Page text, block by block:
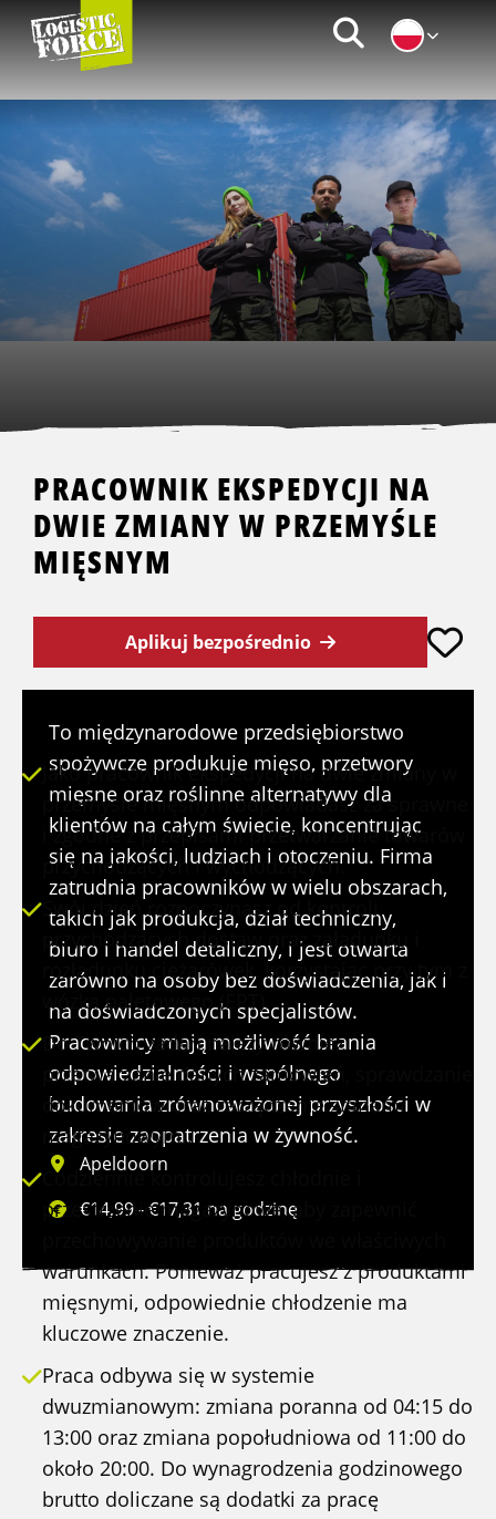
Logistic
Force
|
Zoeken
PRACOWNIK EKSPEDYCJI NA
DWIE ZMIANY W PRZEMYŚLE
MIĘSNYM
Aplikuj bezpośrednio
To międzynarodowe przedsiębiorstwo
spożywcze produkuje mięso, przetwory
mięsne oraz roślinne alternatywy dla
klientów na całym świecie, koncentrując
się na jakości, ludziach i otoczeniu. Firma
zatrudnia pracowników w wielu obszarach,
takich jak produkcja, dział techniczny,
biuro i handel detaliczny, i jest otwarta
zarówno na osoby bez doświadczenia, jak i
na doświadczonych specjalistów.
Pracownicy mają możliwość brania
odpowiedzialności i wspólnego
budowania zrównoważonej przyszłości w
zakresie zaopatrzenia w żywność.
Apeldoorn
€14,99 - €17,31 na godzinę
Jako pracownik ekspedycji na dwie zmiany w
przemyśle mięsnym odpowiadasz za sprawne
i zgodne z przepisami przetwarzanie towarów
przychodzących i wychodzących.
Swój dzień rozpoczynasz od kontroli
przychodzących dostaw oraz załadunku i
rozładunku ciężarówek, korzystając przy tym z
wózka paletowego (EPT).
Do Twoich zadań należy również
przetwarzanie danych zamówień, sprawdzanie
dokumentów oraz zarządzanie stanami
magazynowymi.
Codziennie kontrolujesz chłodnie i
przestrzenie magazynowe, aby zapewnić
warunkach. Ponieważ pracujesz z produktami
mięsnymi, odpowiednie chłodzenie ma
kluczowe znaczenie.
Praca odbywa się w systemie
dwuzmianowym: zmiana poranna od 04:15 do
13:00 oraz zmiana popołudniowa od 11:00 do
około 20:00. Do wynagrodzenia godzinowego
brutto doliczane są dodatki za pracę